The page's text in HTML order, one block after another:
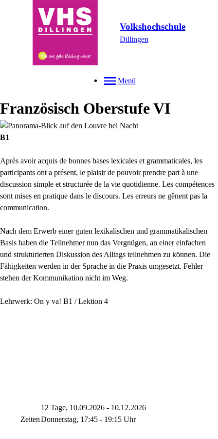
Volkshochschule
Dillingen
Menü
Französisch Oberstufe VI
B1
Après avoir acquis de bonnes bases lexicales et grammaticales, les
participants ont a présent, le plaisir de pouvoir prendre part à une
discussion simple et structurée de la vie quotidienne. Les compétences
sont mises en pratique dans le discours. Les erreurs ne gênent pas la
communication.
Nach dem Erwerb einer guten lexikalischen und grammatikalischen
Basis haben die Teilnehmer nun das Vergnügen, an einer einfachen
und strukturierten Diskussion des Alltags teilnehmen zu können. Die
Fähigkeiten werden in der Sprache in die Praxis umgesetzt. Fehler
stehen der Kommunikation nicht im Weg.
Lehrwerk: On y va! B1 / Lektion 4
Zeiten
12 Tage, 10.09.2026 - 10.12.2026
Donnerstag, 17:45 - 19:15 Uhr